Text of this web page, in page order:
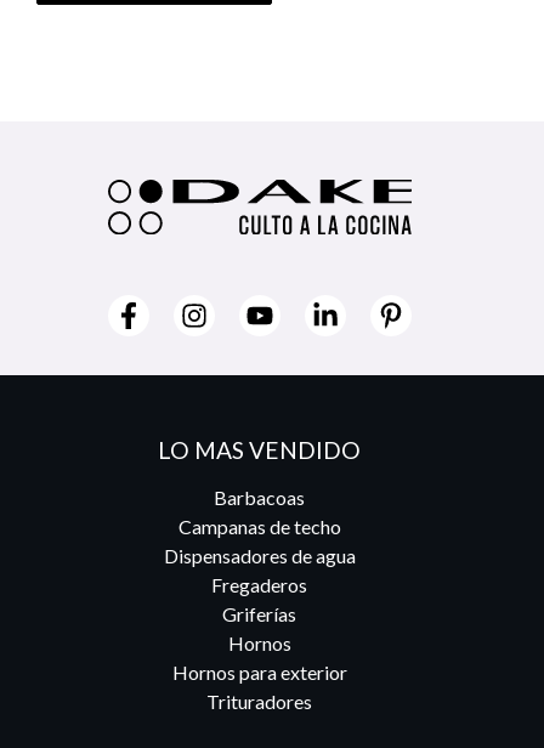
LO MAS VENDIDO
Barbacoas
Campanas de techo
Dispensadores de agua
Fregaderos
Griferías
Hornos
Hornos para exterior
Trituradores